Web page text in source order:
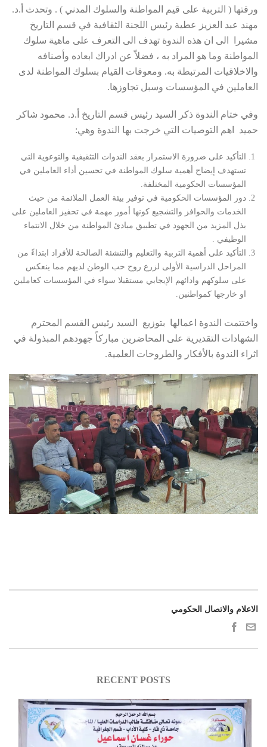
ورقتها ( التربية على قيم المواطنة والسلوك المدني ) . وتحدث أ.د.
مهند عبد العزيز عطية رئيس اللجنة الثقافية في قسم التاريخ
مشيرا الى ان هذه الندوة تهدف الى التعرف على ماهية سلوك
المواطنة وما هو المراد به ، فضلاّ عن ادراك ابعاده وأصنافه
والاخلاقيات المرتبطة به. ومعوقات القيام بسلوك المواطنة لدى
العاملين في المؤسسات وسبل تجاوزها.
وفي ختام الندوة ذكر السيد رئيس قسم التاريخ أ.د. محمود شاكر
حميد اهم التوصيات التي خرجت بها الندوة وهي:
التأكيد على ضرورة الاستمرار بعقد الندوات التثقيفية والتوعوية التي
تستهدف إيضاح أهمية سلوك المواطنة في تحسين أداء العاملين في
المؤسسات الحكومية المختلفة.
دور المؤسسات الحكومية في توفير بيئة العمل الملائمة من حيث
الخدمات والحوافز والتشجيع كونها أمور مهمة في تحفيز العاملين على
بذل المزيد من الجهود في تطبيق مبادئ المواطنة من خلال الانتماء
الوظيفي .
التأكيد على أهمية التربية والتعليم والتنشئة الصالحة للأفراد ابتداءً من
المراحل الدراسية الأولى لزرع روح حب الوطن لديهم مما ينعكس
على سلوكهم وادائهم الإيجابي مستقبلا سواء في المؤسسات كعاملين
او خارجها كمواطنين.
واختتمت الندوة اعمالها بتوزيع السيد رئيس القسم المحترم
الشهادات التقديرية على المحاضرين مباركاً جهودهم المبذولة في
اثراء الندوة بالأفكار والطروحات العلمية.
الاعلام والاتصال الحكومي
RECENT POSTS